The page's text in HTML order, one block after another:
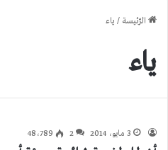
الرّئيسة / ياء
ياء
3 مايو، 2014 2 48٬789